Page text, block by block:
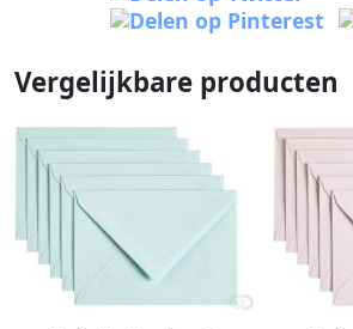
Vergelijkbare producten